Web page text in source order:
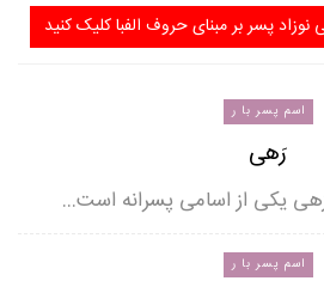
پسر بر مبنای حروف الفبا کلیک کنید
اسم پسر با ر
رَهی
رَهی یکی از اسامی پسرانه است…
اسم پسر با ر